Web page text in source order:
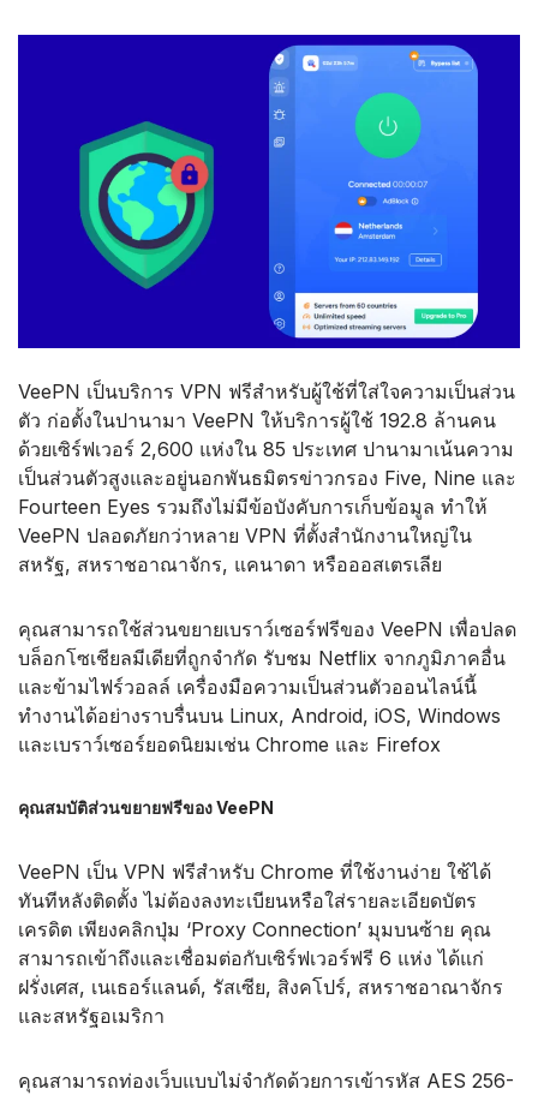
VeePN เป็นบริการ VPN ฟรีสำหรับผู้ใช้ที่ใส่ใจความเป็นส่วน
ตัว ก่อตั้งในปานามา VeePN ให้บริการผู้ใช้ 192.8 ล้านคน
ด้วยเซิร์ฟเวอร์ 2,600 แห่งใน 85 ประเทศ ปานามาเน้นความ
เป็นส่วนตัวสูงและอยู่นอกพันธมิตรข่าวกรอง Five, Nine และ
Fourteen Eyes รวมถึงไม่มีข้อบังคับการเก็บข้อมูล ทำให้
VeePN ปลอดภัยกว่าหลาย VPN ที่ตั้งสำนักงานใหญ่ใน
สหรัฐ, สหราชอาณาจักร, แคนาดา หรือออสเตรเลีย
คุณสามารถใช้ส่วนขยายเบราว์เซอร์ฟรีของ VeePN เพื่อปลด
บล็อกโซเชียลมีเดียที่ถูกจำกัด รับชม Netflix จากภูมิภาคอื่น
และข้ามไฟร์วอลล์ เครื่องมือความเป็นส่วนตัวออนไลน์นี้
ทำงานได้อย่างราบรื่นบน Linux, Android, iOS, Windows
และเบราว์เซอร์ยอดนิยมเช่น Chrome และ Firefox
คุณสมบัติส่วนขยายฟรีของ VeePN
VeePN เป็น VPN ฟรีสำหรับ Chrome ที่ใช้งานง่าย ใช้ได้
ทันทีหลังติดตั้ง ไม่ต้องลงทะเบียนหรือใส่รายละเอียดบัตร
เครดิต เพียงคลิกปุ่ม ‘Proxy Connection’ มุมบนซ้าย คุณ
สามารถเข้าถึงและเชื่อมต่อกับเซิร์ฟเวอร์ฟรี 6 แห่ง ได้แก่
ฝรั่งเศส, เนเธอร์แลนด์, รัสเซีย, สิงคโปร์, สหราชอาณาจักร
และสหรัฐอเมริกา
คุณสามารถท่องเว็บแบบไม่จำกัดด้วยการเข้ารหัส AES 256-